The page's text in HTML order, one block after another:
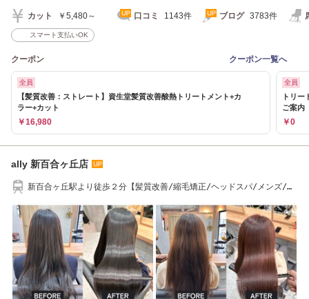
カット ￥5,480～ 口コミ 1143件 ブログ 3783件
スマート支払いOK
クーポン クーポン一覧へ
全員
【髪質改善：ストレート】資生堂髪質改善酸熱トリートメント+カ
ラー+カット
￥16,980
全員
トリー
ご案内
￥0
ally 新百合ヶ丘店
新百合ヶ丘駅より徒歩２分【髪質改善/縮毛矯正/ヘッドスパ/メンズ/新